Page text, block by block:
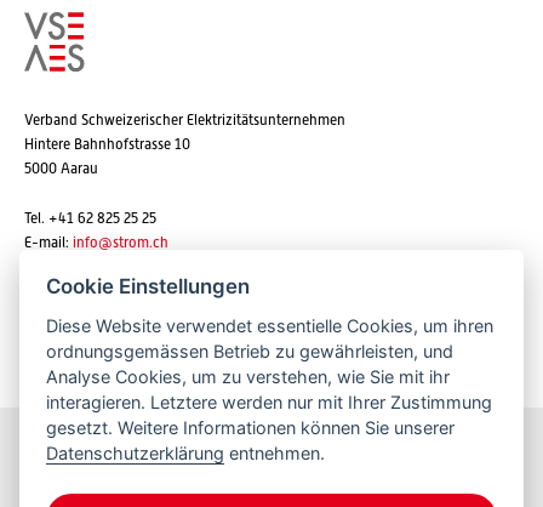
Verband Schweizerischer Elektrizitätsunternehmen
Hintere Bahnhofstrasse 10
5000 Aarau
Tel. +41 62 825 25 25
E-mail: info@strom.ch
Newsletter abonnieren
Bleiben Sie informiert
Cookie Einstellungen
Diese Website verwendet essentielle Cookies, um ihren
ordnungsgemässen Betrieb zu gewährleisten, und
Analyse Cookies, um zu verstehen, wie Sie mit ihr
interagieren. Letztere werden nur mit Ihrer Zustimmung
gesetzt. Weitere Informationen können Sie unserer
Datenschutzerklärung entnehmen.